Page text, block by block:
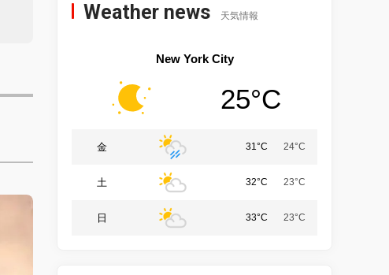
Weather news 天気情報
New York City
25°C
金 31°C 24°C
土 32°C 23°C
日 33°C 23°C